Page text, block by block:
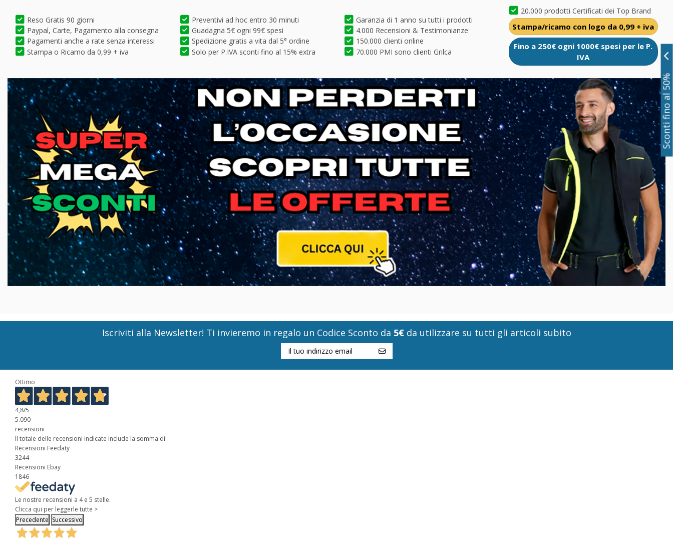
Reso Gratis 90 giorni
Paypal, Carte, Pagamento alla consegna
Pagamenti anche a rate senza interessi
Stampa o Ricamo da 0,99 + iva
Preventivi ad hoc entro 30 minuti
Guadagna 5€ ogni 99€ spesi
Spedizione gratis a vita dal 5° ordine
Solo per P.IVA sconti fino al 15% extra
Garanzia di 1 anno su tutti i prodotti
4.000 Recensioni & Testimonianze
150.000 clienti online
70.000 PMI sono clienti Grilca
20.000 prodotti Certificati dei Top Brand
Stampa/ricamo con logo da 0,99 + iva
Fino a 250€ ogni 1000€ spesi per le P.
IVA
Iscriviti alla Newsletter! Ti invieremo in regalo un Codice Sconto da 5€da utilizzare su tutti gli articoli subito
Ottimo
4,8/5
5.090
recensioni
Il totale delle recensioni indicate include la somma di:
Recensioni Feedaty
3244
Recensioni Ebay
1846
Le nostre recensioni a 4 e 5 stelle.
Clicca qui per leggerle tutte >
Precedente Successivo
Sconti fino al 50%